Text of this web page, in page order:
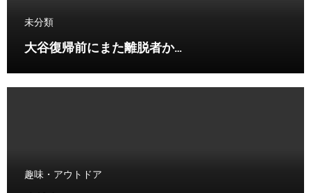
未分類
大谷復帰前にまた離脱者か…
趣味・アウトドア